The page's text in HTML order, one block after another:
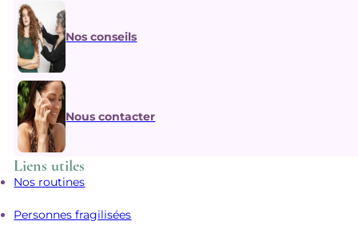
Nos conseils
Nous contacter
Liens utiles
Nos routines
Personnes fragilisées